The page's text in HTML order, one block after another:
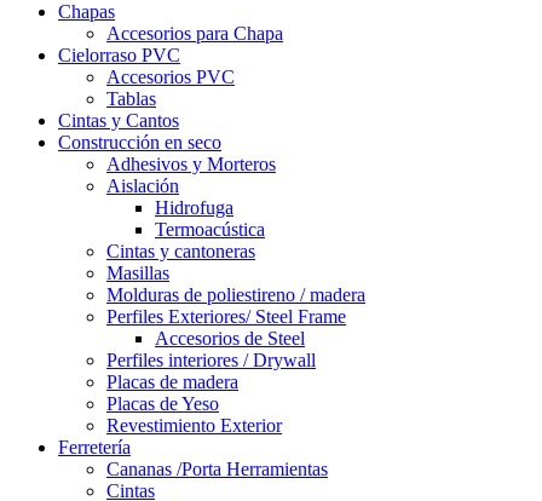
Chapas
Accesorios para Chapa
Cielorraso PVC
Accesorios PVC
Tablas
Cintas y Cantos
Construcción en seco
Adhesivos y Morteros
Aislación
Hidrofuga
Termoacústica
Cintas y cantoneras
Masillas
Molduras de poliestireno / madera
Perfiles Exteriores/ Steel Frame
Accesorios de Steel
Perfiles interiores / Drywall
Placas de madera
Placas de Yeso
Revestimiento Exterior
Ferretería
Cananas /Porta Herramientas
Cintas